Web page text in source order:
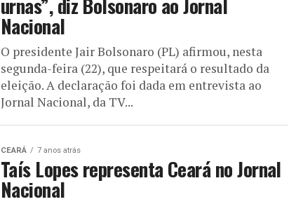
urnas”, diz Bolsonaro ao Jornal
Nacional
O presidente Jair Bolsonaro (PL) afirmou, nesta
segunda-feira (22), que respeitará o resultado da
eleição. A declaração foi dada em entrevista ao
Jornal Nacional, da TV...
CEARÁ 7 anos atrás
Taís Lopes representa Ceará no Jornal
Nacional